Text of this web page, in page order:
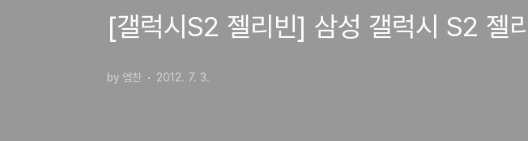
[갤럭시S2 젤리빈] 삼성 갤럭시 S2 젤
by 엠찬 2012. 7. 3.